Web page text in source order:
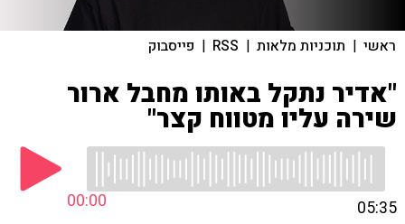
ראשי | תוכניות מלאות |
RSS
| פייסבוק
"אדיר נתקל באותו מחבל ארור
שירה עליו מטווח קצר"
00:00 05:35